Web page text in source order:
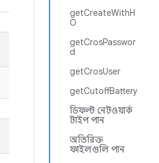
getCreateWithH
O
getCrosPasswor
d
getCrosUser
getCutoffBattery
ডিফল্ট নেটওয়ার্ক
টাইপ পান
অতিরিক্ত
ফাইলগুলি পান